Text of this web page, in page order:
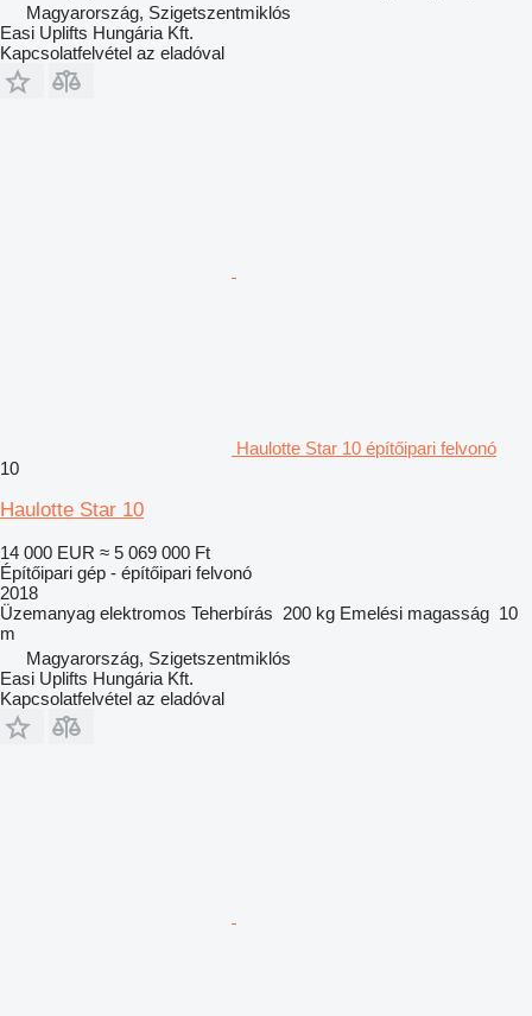
Magyarország, Szigetszentmiklós
Easi Uplifts Hungária Kft.
Kapcsolatfelvétel az eladóval
Haulotte Star 10 építőipari felvonó
10
Haulotte Star 10
14 000 EUR ≈ 5 069 000 Ft
Építőipari gép - építőipari felvonó
2018
Üzemanyag elektromos Teherbírás 200 kg Emelési magasság 10
m
Magyarország, Szigetszentmiklós
Easi Uplifts Hungária Kft.
Kapcsolatfelvétel az eladóval